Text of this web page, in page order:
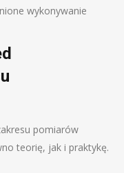
wykonywanie
pomiarów
teorię, jak i praktykę.